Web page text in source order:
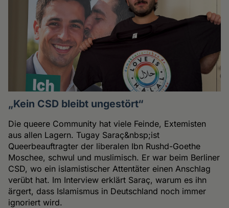
„Kein CSD bleibt ungestört“
Die queere Community hat viele Feinde, Extemisten
aus allen Lagern. Tugay Saraç&nbsp;ist
Queerbeauftragter der liberalen Ibn Rushd-Goethe
Moschee, schwul und muslimisch. Er war beim Berliner
CSD, wo ein islamistischer Attentäter einen Anschlag
verübt hat. Im Interview erklärt Saraç, warum es ihn
ärgert, dass Islamismus in Deutschland noch immer
ignoriert wird.